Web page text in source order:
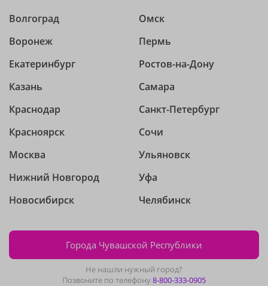
Волгоград
Воронеж
Екатеринбург
Казань
Краснодар
Красноярск
Москва
Нижний Новгород
Новосибирск
Омск
Пермь
Ростов-на-Дону
Самара
Санкт-Петербург
Сочи
Ульяновск
Уфа
Челябинск
Города Чувашской Республики
Не нашли нужный город?
Позвоните по телефону8-800-333-0905